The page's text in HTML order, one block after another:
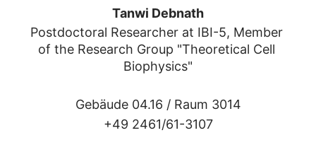
Tanwi Debnath
Postdoctoral Researcher at IBI-5, Member
of the Research Group "Theoretical Cell
Biophysics"
Gebäude 04.16 / Raum 3014
+49 2461/61-3107